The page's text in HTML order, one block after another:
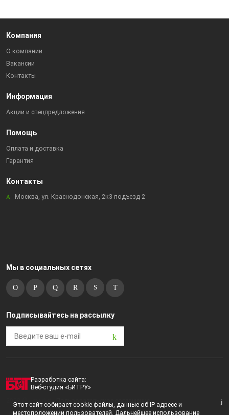
Компания
О компании
Вакансии
Контакты
Информация
Акции и спецпредложения
Помощь
Оплата и доставка
Гарантия
Контакты
Москва, ул. Краснодонская, 2к3 подъезд 2
Мы в социальных сетях
Подписывайтесь на рассылку
Разработка сайта:
Веб-студия «БИТРУ»
2023 © i-market |
Пользовательское соглашение
Этот сайт собирает cookie-файлы, данные об IP-адресе и
местоположении пользователей. Дальнейшее использование